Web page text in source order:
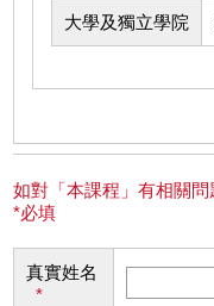
大學及獨立學院
如對「本課程」有相關
*必填
真實姓名
*